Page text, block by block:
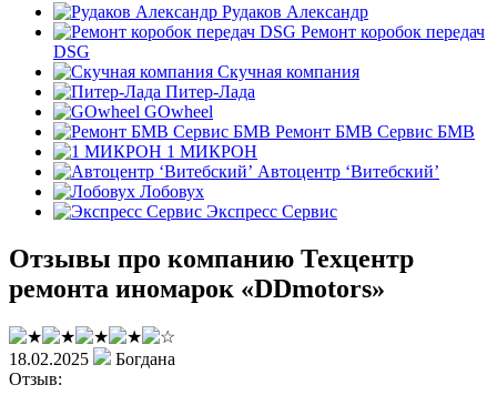
Рудаков Александр
Ремонт коробок передач
DSG
Скучная компания
Питер-Лада
GOwheel
Ремонт БМВ Сервис БМВ
1 МИКРОН
Автоцентр ‘Витебский’
Лобовух
Экспресс Сервис
Отзывы про компанию Техцентр
ремонта иномарок «DDmotors»
18.02.2025
Богдана
Отзыв: